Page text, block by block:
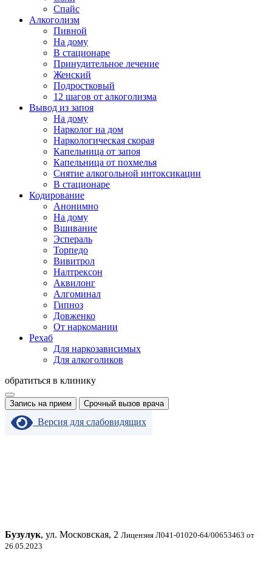
Спайс
Алкоголизм
Пивной
На дому
В стационаре
Принудительное лечение
Женский
Подростковый
12 шагов от алкоголизма
Вывод из запоя
На дому
Нарколог на дом
Наркологическая скорая
Капельница от запоя
Капельница от похмелья
Снятие алкогольной интоксикации
В стационаре
Кодирование
Анонимно
На дому
Вшивание
Эспераль
Торпедо
Вивитрол
Налтрексон
Аквилонг
Алгоминал
Гипноз
Довженко
От наркомании
Рехаб
Для наркозависимых
Для алкоголиков
обратиться в клинику
Запись на прием Срочный вызов врача
Версия для слабовидящих
Бузулук, ул. Московская, 2 Лицензия Л041-01020-64/00653463 от
26.05.2023